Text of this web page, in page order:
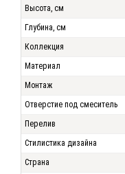
Высота, см
Глубина, см
Коллекция
Материал
Монтаж
Отверстие под смеситель
Перелив
Стилистика дизайна
Страна